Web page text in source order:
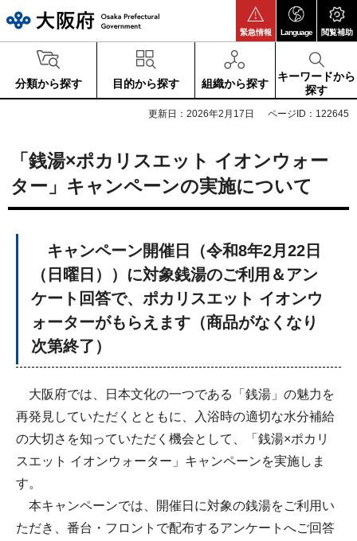
緊急情報 Language 閲覧補助
分類から探す 目的から探す 組織から探す
キーワードから
探す
更新日：2026年2月17日 ページID：122645
「銭湯×ポカリスエット イオンウォー
ター」キャンペーンの実施について
キャンペーン開催日（令和8年2月22日
（日曜日））に対象銭湯のご利用＆アン
ケート回答で、ポカリスエット イオンウ
ォーターがもらえます（商品がなくなり
次第終了）
大阪府では、日本文化の一つである「銭湯」の魅力を
再発見していただくとともに、入浴時の適切な水分補給
の大切さを知っていただく機会として、「銭湯×ポカリ
スエット イオンウォーター」キャンペーンを実施しま
す。
本キャンペーンでは、開催日に対象の銭湯をご利用い
ただき、番台・フロントで配布するアンケートへご回答